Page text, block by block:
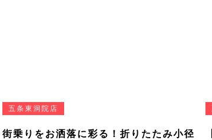
五条東洞院店
街乗りをお洒落に彩る！折りたたみ小径